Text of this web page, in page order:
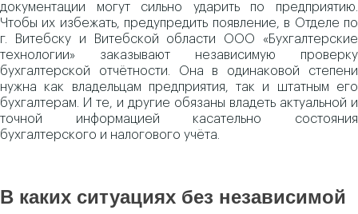
документации могут сильно ударить по предприятию.
Чтобы их избежать, предупредить появление, в Отделе по
г. Витебску и Витебской области ООО «Бухгалтерские
технологии» заказывают независимую проверку
бухгалтерской отчётности. Она в одинаковой степени
нужна как владельцам предприятия, так и штатным его
бухгалтерам. И те, и другие обязаны владеть актуальной и
точной информацией касательно состояния
бухгалтерского и налогового учёта.
В каких ситуациях без независимой